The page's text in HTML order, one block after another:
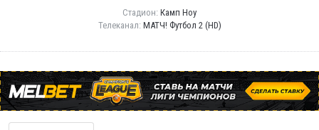
Стадион: Камп Ноу
Телеканал: МАТЧ! Футбол 2 (HD)